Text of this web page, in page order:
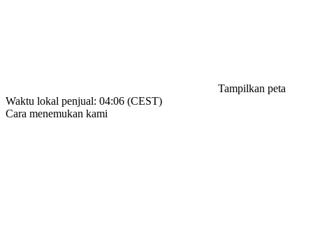
Tampilkan peta
Waktu lokal penjual: 04:06 (CEST)
Cara menemukan kami